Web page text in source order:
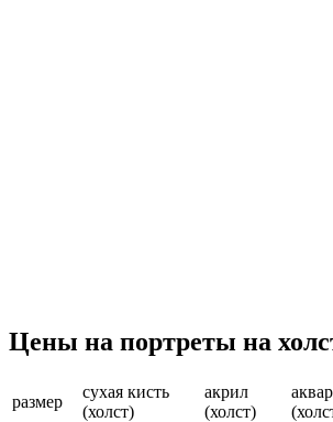
Цены на портреты на
размер
сухая кисть
(холст)
акрил
(холст)